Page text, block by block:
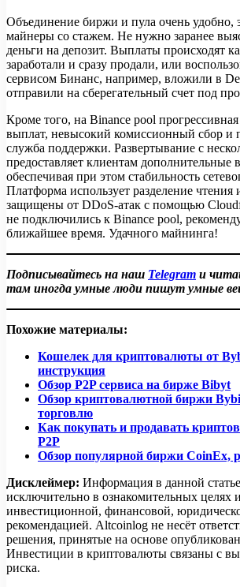
Объединение биржи и пула очень удобно,
майнеры со стажем. Не нужно заранее
деньги на депозит. Выплаты происходят
заработали и сразу продали, или
сервисом Бинанс, например, вложили в
отправили на сберегательный счет под
Кроме того, на Binance pool прогрессивная
выплат, невысокий комиссионный сбор и
служба поддержки. Развертывание с
предоставляет клиентам дополнительные
обеспечивая при этом стабильность
Платформа использует разделение чтения
защищены от DDoS-атак с помощью
не подключились к Binance pool,
ближайшее время. Удачного майнинга!
Подписывайтесь на наш Telegram и
там иногда умные люди пишут умные
Похожие материалы:
Кошелек для криптовалюты от
инструкция
Обзор P2P сервиса на бирже Bibyt
Обзор криптовалютной биржи
торговлю
Как покупать и продавать
P2P
Обзор популярной биржи CoinEx,
Дисклеймер: Информация в данной
исключительно в ознакомительных целях
инвестиционной, финансовой,
рекомендацией. Altcoinlog не несёт
решения, принятые на основе
Инвестиции в криптовалюты связаны с
риска.